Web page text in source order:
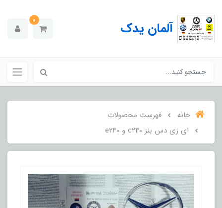
آلمان یدک 0
خانه
فهرست محصولات
ای زی دس بنز c240 و e240